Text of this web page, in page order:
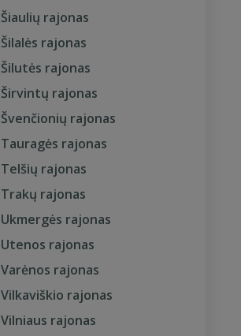
Šiaulių rajonas
Šilalės rajonas
Šilutės rajonas
Širvintų rajonas
Švenčionių rajonas
Tauragės rajonas
Telšių rajonas
Trakų rajonas
Ukmergės rajonas
Utenos rajonas
Varėnos rajonas
Vilkaviškio rajonas
Vilniaus rajonas